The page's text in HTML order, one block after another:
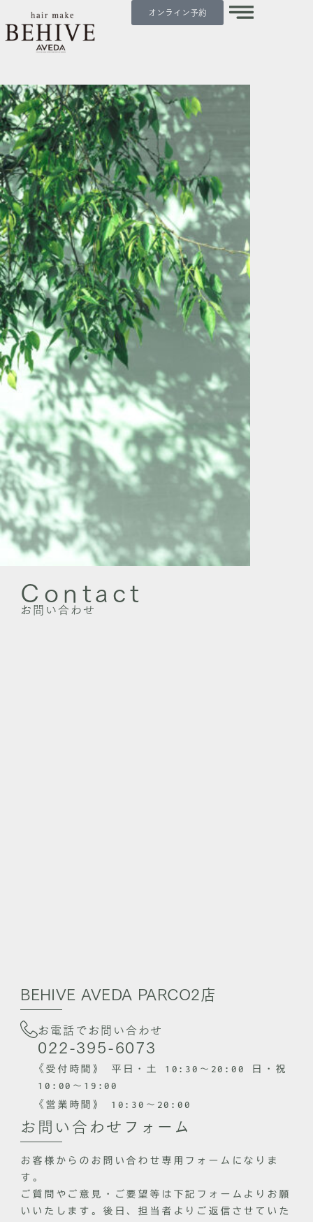
容
を
ッ
プ
オンライン予約
Contact
お問い合わせ
BEHIVE AVEDA PARCO2店
お電話でお問い合わせ
022-395-6073
《 受付時間》 平日・土 10:30～20:00 日・祝
10:00～19:00
《 営業時間》 10:30～20:00
お問い合わせフォーム
お客様からのお問い合わせ専用フォームになりま
す。
ご質問やご意見・ご要望等は下記フォームよりお願
いいたします。後日、担当者よりご返信させていた